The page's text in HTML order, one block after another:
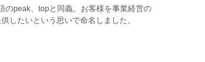
のpeak、topと同義。お客様を事業経営の
したいという思いで命名しました。